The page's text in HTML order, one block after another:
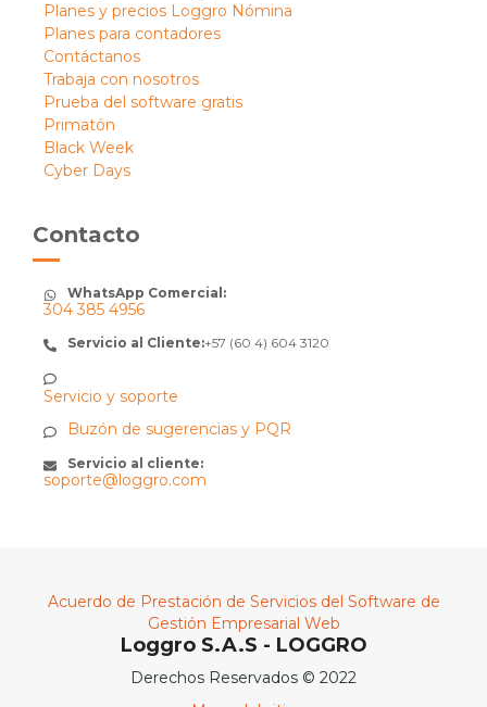
Planes y precios Loggro Nómina
Planes para contadores
Contáctanos
Trabaja con nosotros
Prueba del software gratis
Primatón
Black Week
Cyber Days
Contacto
WhatsApp Comercial:
304 385 4956
Servicio al Cliente:+57 (60 4) 604 3120
Servicio y soporte
Buzón de sugerencias y PQR
Servicio al cliente:
soporte@loggro.com
Acuerdo de Prestación de Servicios del Software de
Gestión Empresarial Web
Loggro S.A.S - LOGGRO
Derechos Reservados © 2022